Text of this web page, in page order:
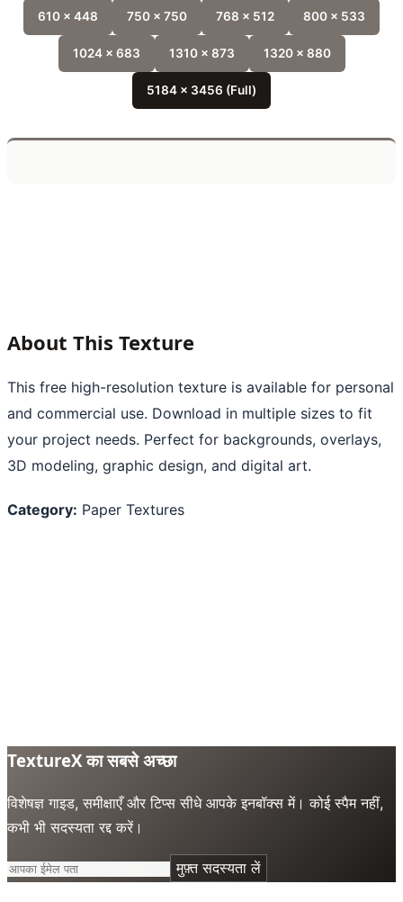
610 x 448 750 x 750 768 x 512 800 x 533
1024 x 683 1310 x 873 1320 x 880
5184 x 3456 (Full)
About This Texture
This free high-resolution texture is available for personal
and commercial use. Download in multiple sizes to fit
your project needs. Perfect for backgrounds, overlays,
3D modeling, graphic design, and digital art.
Category: Paper Textures
TextureX का सबसे अच्छा
विशेषज्ञ गाइड, समीक्षाएँ और टिप्स सीधे आपके इनबॉक्स में। कोई स्पैम नहीं,
कभी भी सदस्यता रद्द करें।
मुफ़्त सदस्यता लें